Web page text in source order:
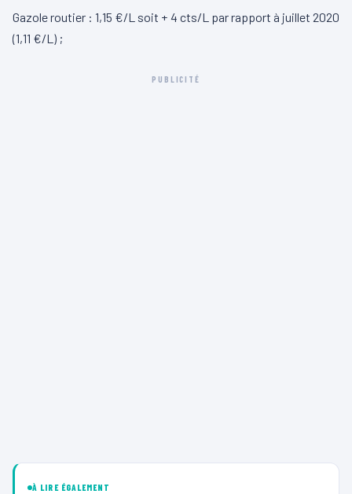
Gazole routier : 1,15 €/L soit + 4 cts/L par rapport à juillet 2020
(1,11 €/L) ;
PUBLICITÉ
À LIRE ÉGALEMENT